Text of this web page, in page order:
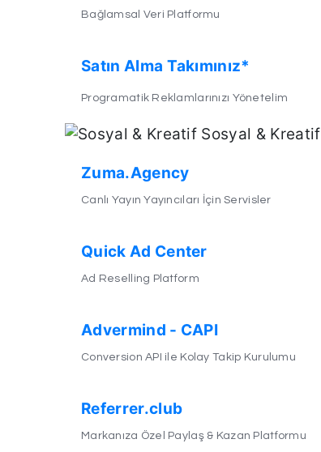
Bağlamsal Veri Platformu
Satın Alma Takımınız*
Programatik Reklamlarınızı Yönetelim
Sosyal & Kreatif
Zuma.Agency
Canlı Yayın Yayıncıları İçin Servisler
Quick Ad Center
Ad Reselling Platform
Advermind - CAPI
Conversion API ile Kolay Takip Kurulumu
Referrer.club
Markanıza Özel Paylaş & Kazan Platformu